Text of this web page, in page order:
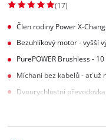
(17)
Člen rodiny Power X-
Bezuhlíkový motor - vyšší
PurePOWER Brushless -
Míchaní bez kabelů - ať už
Dvourychlostní